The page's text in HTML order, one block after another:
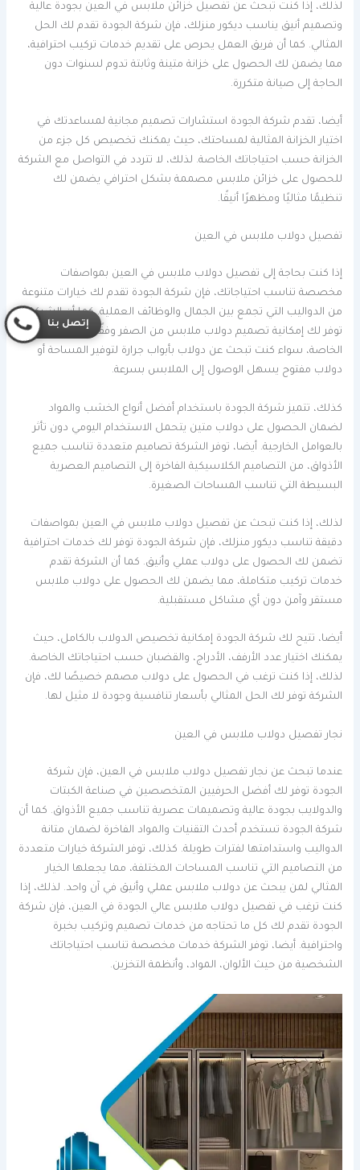
لذلك، إذا كنت تبحث عن تفصيل خزائن ملابس في العين بجودة عالية
وتصميم أنيق يناسب ديكور منزلك، فإن شركة الجودة تقدم لك الحل
المثالي. كما أن فريق العمل يحرص على تقديم خدمات تركيب احترافية،
مما يضمن لك الحصول على خزانة متينة وثابتة تدوم لسنوات دون
الحاجة إلى صيانة متكررة.
أيضا، تقدم شركة الجودة استشارات تصميم مجانية لمساعدتك في
اختيار الخزانة المثالية لمساحتك، حيث يمكنك تخصيص كل جزء من
الخزانة حسب احتياجاتك الخاصة. لذلك، لا تتردد في التواصل مع الشركة
للحصول على خزائن ملابس مصممة بشكل احترافي يضمن لك
تنظيمًا مثاليًا ومظهرًا أنيقًا.
تفصيل دولاب ملابس في العين
إذا كنت بحاجة إلى تفصيل دولاب ملابس في العين بمواصفات
مخصصة تناسب احتياجاتك، فإن شركة الجودة تقدم لك خيارات متنوعة
من الدواليب التي تجمع بين الجمال والوظائف العملية. كما أن الشركة
توفر لك إمكانية تصميم دولاب ملابس من الصفر وفقًا لمتطلباتك
الخاصة، سواء كنت تبحث عن دولاب بأبواب جرارة لتوفير المساحة أو
دولاب مفتوح يسهل الوصول إلى الملابس بسرعة.
كذلك، تتميز شركة الجودة باستخدام أفضل أنواع الخشب والمواد
لضمان الحصول على دولاب متين يتحمل الاستخدام اليومي دون تأثر
بالعوامل الخارجية. أيضا، توفر الشركة تصاميم متعددة تناسب جميع
الأذواق، من التصاميم الكلاسيكية الفاخرة إلى التصاميم العصرية
البسيطة التي تناسب المساحات الصغيرة.
لذلك، إذا كنت تبحث عن تفصيل دولاب ملابس في العين بمواصفات
دقيقة تناسب ديكور منزلك، فإن شركة الجودة توفر لك خدمات احترافية
تضمن لك الحصول على دولاب عملي وأنيق. كما أن الشركة تقدم
خدمات تركيب متكاملة، مما يضمن لك الحصول على دولاب ملابس
مستقر وآمن دون أي مشاكل مستقبلية.
أيضا، تتيح لك شركة الجودة إمكانية تخصيص الدولاب بالكامل، حيث
يمكنك اختيار عدد الأرفف، الأدراج، والقضبان حسب احتياجاتك الخاصة.
لذلك، إذا كنت ترغب في الحصول على دولاب مصمم خصيصًا لك، فإن
الشركة توفر لك الحل المثالي بأسعار تنافسية وجودة لا مثيل لها.
نجار تفصيل دولاب ملابس في العين
عندما تبحث عن نجار تفصيل دولاب ملابس في العين، فإن شركة
الجودة توفر لك أفضل الحرفيين المتخصصين في صناعة الكبتات
والدولايب بجودة عالية وتصميمات عصرية تناسب جميع الأذواق. كما أن
شركة الجودة تستخدم أحدث التقنيات والمواد الفاخرة لضمان متانة
الدواليب واستدامتها لفترات طويلة. كذلك، توفر الشركة خيارات متعددة
من التصاميم التي تناسب المساحات المختلفة، مما يجعلها الخيار
المثالي لمن يبحث عن دولاب ملابس عملي وأنيق في آن واحد. لذلك، إذا
كنت ترغب في تفصيل دولاب ملابس عالي الجودة في العين، فإن شركة
الجودة تقدم لك كل ما تحتاجه من خدمات تصميم وتركيب بخبرة
واحترافية. أيضا، توفر الشركة خدمات مخصصة تناسب احتياجاتك
الشخصية من حيث الألوان، المواد، وأنظمة التخزين.
إتصل بنا